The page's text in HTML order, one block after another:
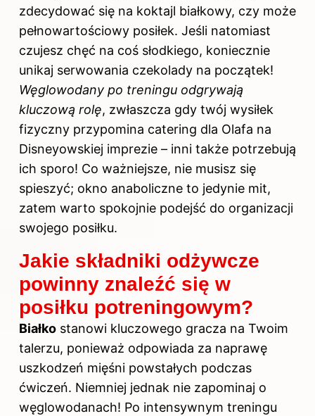
zdecydować się na koktajl białkowy, czy może
pełnowartościowy posiłek. Jeśli natomiast
czujesz chęć na coś słodkiego, koniecznie
unikaj serwowania czekolady na początek!
Węglowodany po treningu odgrywają
kluczową rolę, zwłaszcza gdy twój wysiłek
fizyczny przypomina catering dla Olafa na
Disneyowskiej imprezie – inni także potrzebują
ich sporo! Co ważniejsze, nie musisz się
spieszyć; okno anaboliczne to jedynie mit,
zatem warto spokojnie podejść do organizacji
swojego posiłku.
Jakie składniki odżywcze
powinny znaleźć się w
posiłku potreningowym?
Białko stanowi kluczowego gracza na Twoim
talerzu, ponieważ odpowiada za naprawę
uszkodzeń mięśni powstałych podczas
ćwiczeń. Niemniej jednak nie zapominaj o
węglowodanach! Po intensywnym treningu